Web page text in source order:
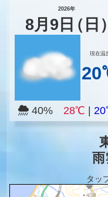
2026年
8月 9 日（日）
現在温
40% 28℃
雨
タッ